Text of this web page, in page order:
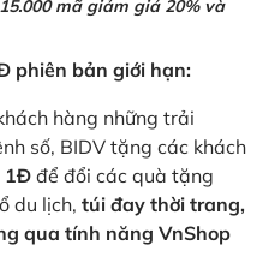
mã giảm giá 20% và
phiên bản giới hạn:
hàng những trải
số, BIDV tặng các khách
1Đ để đổi các quà tặng
du lịch, túi đay thời trang,
qua tính năng VnShop